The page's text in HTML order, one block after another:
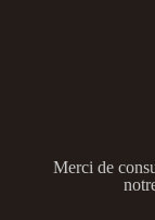
Merci de